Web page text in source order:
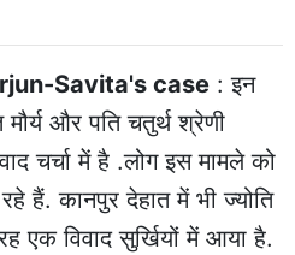
Savita's case : इन
और पति चतुर्थ श्रेणी
चर्चा में है .लोग इस मामले को
हैं. कानपुर देहात में भी ज्योति
एक विवाद सुर्खियों में आया है.